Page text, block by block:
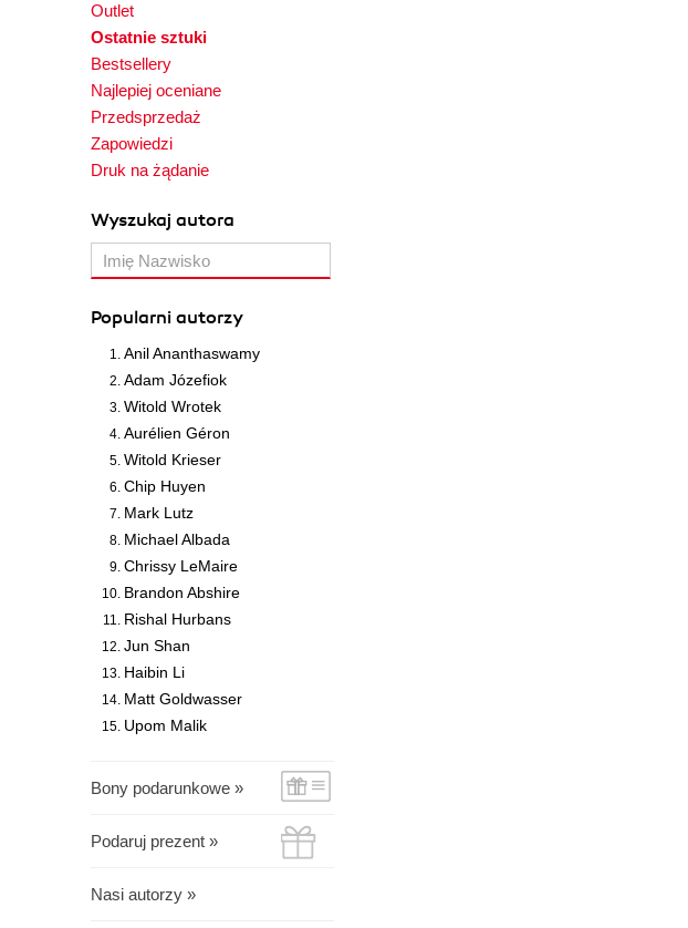
Outlet
Ostatnie sztuki
Bestsellery
Najlepiej oceniane
Przedsprzedaż
Zapowiedzi
Druk na żądanie
Wyszukaj autora
Popularni autorzy
Anil Ananthaswamy
Adam Józefiok
Witold Wrotek
Aurélien Géron
Witold Krieser
Chip Huyen
Mark Lutz
Michael Albada
Chrissy LeMaire
Brandon Abshire
Rishal Hurbans
Jun Shan
Haibin Li
Matt Goldwasser
Upom Malik
Bony podarunkowe »
Podaruj prezent »
Nasi autorzy »